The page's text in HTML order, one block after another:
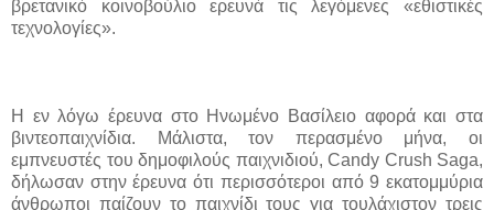
βρετανικό κοινοβούλιο ερευνά τις λεγόμενες «εθιστικές
τεχνολογίες».
Η εν λόγω έρευνα στο Ηνωμένο Βασίλειο αφορά και στα
βιντεοπαιχνίδια. Μάλιστα, τον περασμένο μήνα, οι
εμπνευστές του δημοφιλούς παιχνιδιού, Candy Crush Saga,
δήλωσαν στην έρευνα ότι περισσότεροι από 9 εκατομμύρια
άνθρωποι παίζουν το παιχνίδι τους για τουλάχιστον τρεις